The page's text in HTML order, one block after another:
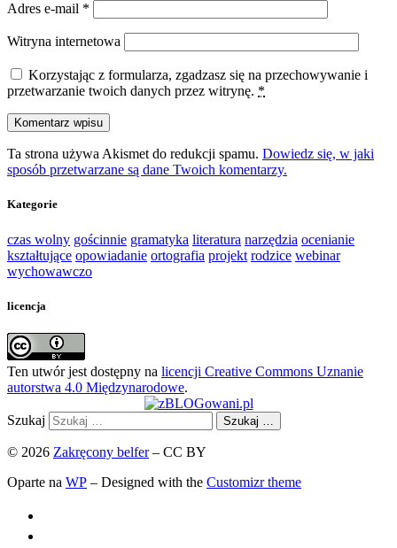
Adres e-mail *
Witryna internetowa
Korzystając z formularza, zgadzasz się na przechowywanie i
przetwarzanie twoich danych przez witrynę. *
Ta strona używa Akismet do redukcji spamu. Dowiedz się, w jaki
sposób przetwarzane są dane Twoich komentarzy.
Kategorie
czas wolny gościnnie gramatyka literatura narzędzia ocenianie
kształtujące opowiadanie ortografia projekt rodzice webinar
wychowawczo
licencja
Ten utwór jest dostępny na licencji Creative Commons Uznanie
autorstwa 4.0 Międzynarodowe.
Szukaj Szukaj …
© 2026 Zakręcony belfer– CC BY
Oparte na WP – Designed with the Customizr theme